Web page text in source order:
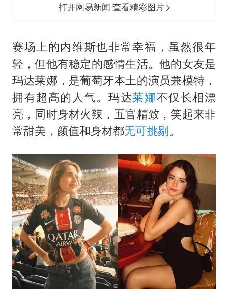
打开网易新闻 查看精彩图片
赛场上的内维斯也非常幸福，虽然很年
轻，但他有稳定的感情生活。他的女友是
玛达莱娜，是葡萄牙本土的演员兼模特，
拥有超高的人气。玛达莱娜不仅长相漂
亮，同时身材火辣，五官精致，笑起来非
常甜美，颜值和身材都无可挑剔。